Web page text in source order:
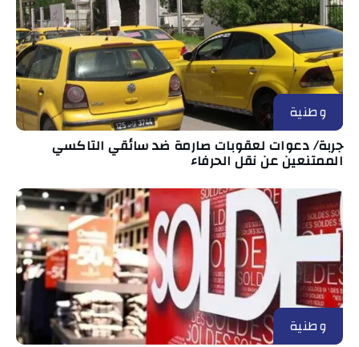
وطنية
جربة/ دعوات لعقوبات صارمة ضد سائقي التاكسي
الممتنعين عن نقل الحرفاء
وطنية